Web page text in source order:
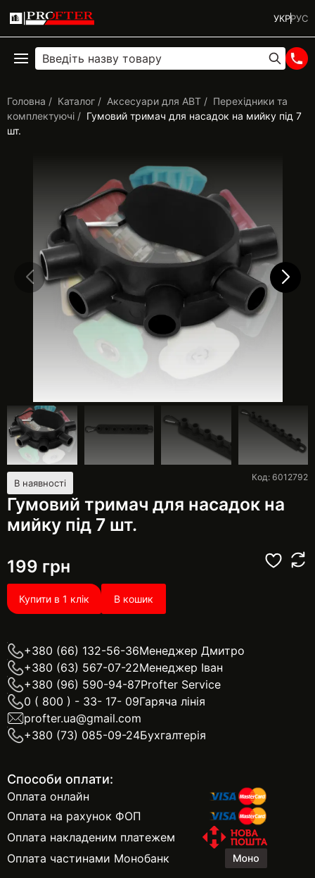
УКРРУС
Головна Каталог Аксесуари для АВТ
Перехідники та
комплектуючі
Гумовий тримач для насадок на мийку під 7
шт.
В наявності
Гумовий тримач для насадок на
мийку під 7 шт.
Код: 6012792
199 грн
Купити в 1 клік В кошик
+380 (66) 132-56-36Менеджер Дмитро
+380 (63) 567-07-22Менеджер Іван
+380 (96) 590-94-87Profter Service
0 ( 800 ) - 33- 17- 09Гаряча лінія
profter.ua@gmail.com
+380 (73) 085-09-24Бухгалтерія
Способи оплати:
Оплата онлайн
Оплата на рахунок ФОП
Оплата накладеним платежем
Оплата частинами Монобанк